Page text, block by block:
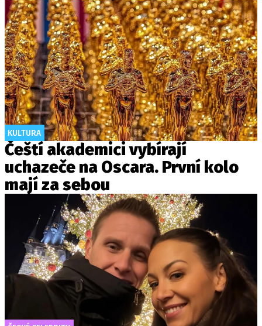
KULTURA
Čeští akademici vybírají
uchazeče na Oscara. První kolo
mají za sebou